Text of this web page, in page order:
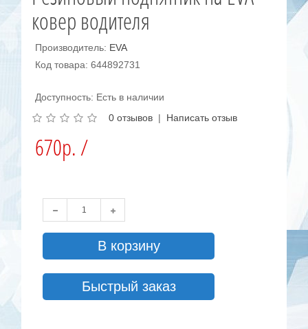
ковер водителя
Производитель: EVA
Код товара: 644892731
Доступность: Есть в наличии
0 отзывов | Написать отзыв
670р. /
В корзину
Быстрый заказ